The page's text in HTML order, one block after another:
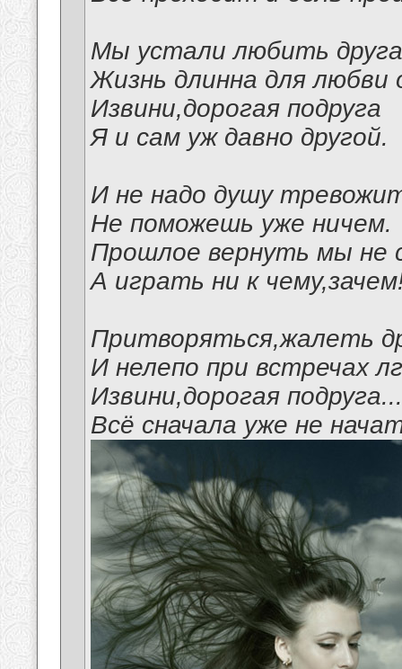
Мы устали любить
Жизнь длинна для любви
Извини,дорогая подруга
Я и сам уж давно другой.
И не надо душу
Не поможешь уже ничем.
Прошлое вернуть мы не
А играть ни к
Притворяться,жалеть
И нелепо при встречах
Извини,дорогая
Всё сначала уже не